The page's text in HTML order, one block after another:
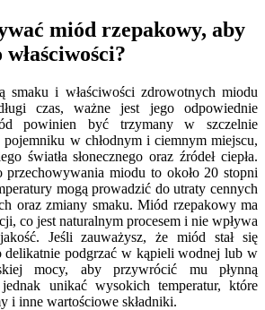
miód rzepakowy, aby
smaku i właściwości zdrowotnych miodu
czas, ważne jest jego odpowiednie
powinien być trzymany w szczelnie
pojemniku w chłodnym i ciemnym miejscu,
światła słonecznego oraz źródeł ciepła.
przechowywania miodu to około 20 stopni
mogą prowadzić do utraty cennych
oraz zmiany smaku. Miód rzepakowy ma
co jest naturalnym procesem i nie wpływa
Jeśli zauważysz, że miód stał się
delikatnie podgrzać w kąpieli wodnej lub w
mocy, aby przywrócić mu płynną
unikać wysokich temperatur, które
i inne wartościowe składniki.